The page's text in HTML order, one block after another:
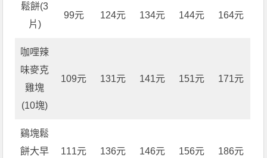
鬆餅(3
片)
99元 124元 134元 144元 164元
咖哩辣
味麥克
雞塊
(10塊)
109元 131元 141元 151元 171元
鷄塊鬆
餅大早
111元 136元 146元 156元 186元